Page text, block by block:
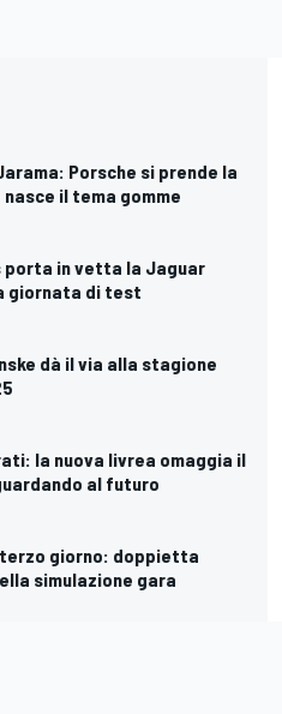
Porsche si prende la
nasce il tema gomme
porta in vetta la Jaguar
giornata di test
dà il via alla stagione
la nuova livrea omaggia il
al futuro
terzo giorno: doppietta
simulazione gara